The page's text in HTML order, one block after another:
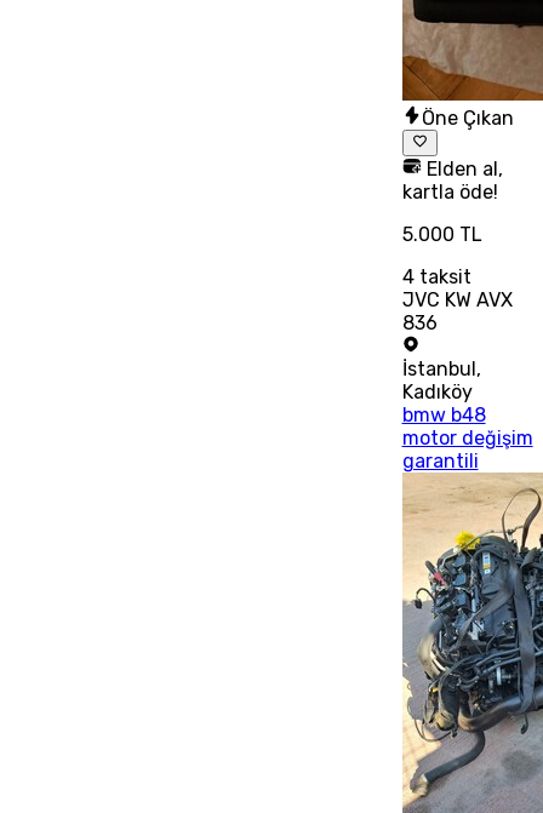
Öne Çıkan
Elden al,
kartla öde!
5.000 TL
4taksit
JVC KW AVX
836
İstanbul,
Kadıköy
bmw b48
motor değişim
garantili